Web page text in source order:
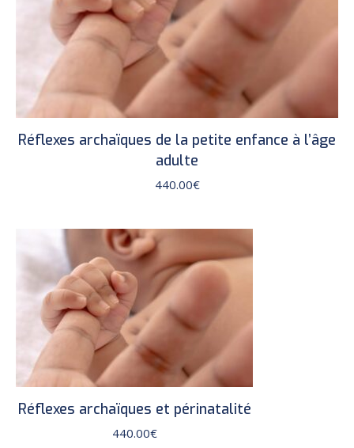
Réflexes archaïques de la petite enfance à l’âge
adulte
440.00€
Réflexes archaïques et périnatalité
440.00€